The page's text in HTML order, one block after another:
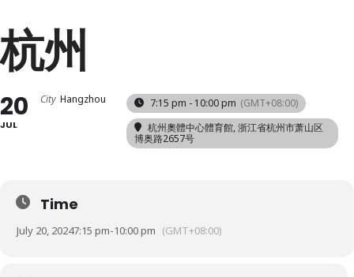
杭州
20
JUL
City Hangzhou 7:15 pm - 10:00 pm (GMT+08:00)
杭州奧體中心體育館, 浙江省杭州市萧山区
博奥路2657号
Time
July 20, 20247:15 pm-10:00 pm (GMT+08:00)